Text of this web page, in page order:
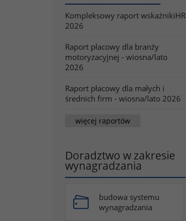
Kompleksowy raport wskaźnikiHR
2026
Raport płacowy dla branży
motoryzacyjnej - wiosna/lato
2026
Raport płacowy dla małych i
średnich firm - wiosna/lato 2026
więcej raportów
Doradztwo w zakresie
wynagradzania
budowa systemu
wynagradzania